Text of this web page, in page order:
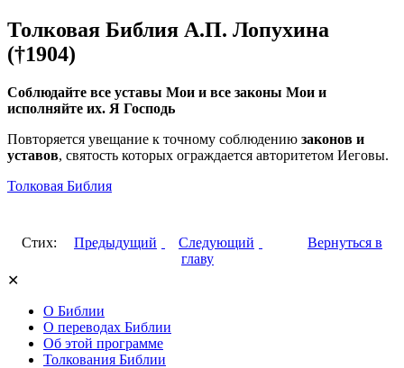
Толковая Библия А.П. Лопухина
(†1904)
Соблюдайте все уставы Мои и все законы Мои и
исполняйте их. Я Господь
Повторяется увещание к точному соблюдению законов и
уставов, святость которых ограждается авторитетом Иеговы.
Толковая Библия
Стих: Предыдущий Следующий
Вернуться в
главу
✕
О Библии
О переводах Библии
Об этой программе
Толкования Библии